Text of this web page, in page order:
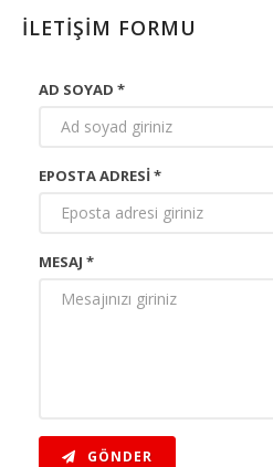
İLETİŞİM FORMU
AD SOYAD *
EPOSTA ADRESI *
MESAJ *
GÖNDER